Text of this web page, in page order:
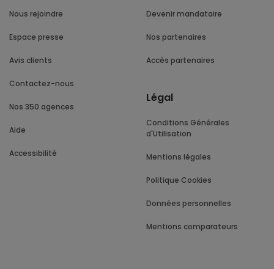
Nous rejoindre
Espace presse
Avis clients
Contactez-nous
Nos 350 agences
Aide
Accessibilité
Devenir mandataire
Nos partenaires
Accès partenaires
Légal
Conditions Générales
d'Utilisation
Mentions légales
Politique Cookies
Données personnelles
Mentions comparateurs